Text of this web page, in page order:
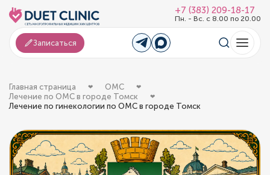
+7 (383) 209-18-17
Пн. - Вс. с 8.00 по 20.00
Записаться
Главная страница
ОМС
Лечение по ОМС в городе Томск
Лечение по гинекологии по ОМС в городе Томск